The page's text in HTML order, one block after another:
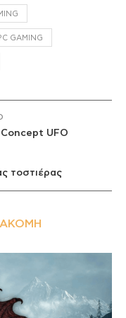
GAMING
Concept UFO
τοστιέρας
ΑΚΌΜΗ